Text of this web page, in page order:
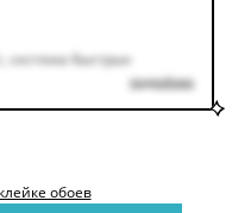
система быстрых
подробнее
обоев